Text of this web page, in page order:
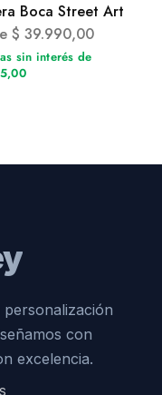
Boca Street Art
$ 39.990,00
sin interés de
con
excelencia.